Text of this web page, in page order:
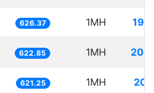
626.37 1MH
622.85 1MH
621.25 1MH